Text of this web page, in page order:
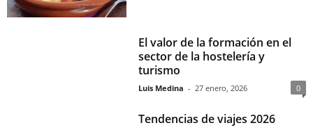
El valor de la formación en el
sector de la hostelería y
turismo
Luis Medina - 27 enero, 2026 0
Tendencias de viajes 2026